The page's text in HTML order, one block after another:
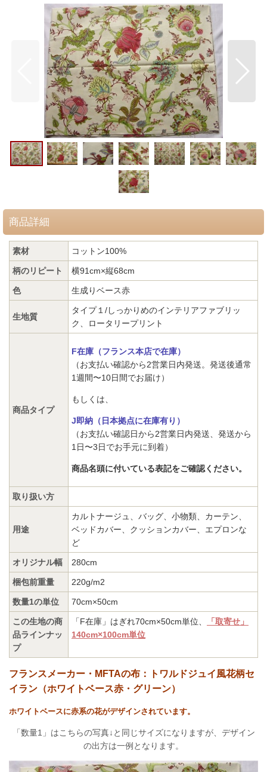
商品詳細
素材 コットン100%
柄のリピート 横91cm×縦68cm
色 生成りベース赤
生地質
タイプ１/しっかりめのインテリアファブリッ
ク、ロータリープリント
商品タイプ
F在庫（フランス本店で在庫）
（お支払い確認から2営業日内発送。発送後通常
1週間〜10日間でお届け）
もしくは、
J即納（日本拠点に在庫有り）
（お支払い確認日から2営業日内発送、発送から
1日〜3日でお手元に到着）
商品名頭に付いている表記をご確認ください。
取り扱い方
用途
カルトナージュ、バッグ、小物類、カーテン、
ベッドカバー、クッションカバー、エプロンな
ど
オリジナル幅 280cm
梱包前重量 220g/m2
数量1の単位 70cm×50cm
この生地の商
品ラインナッ
プ
「F在庫」はぎれ70cm×50cm単位、
「取寄せ」
140cm×100cm単位
フランスメーカー・MFTAの布：トワルドジュイ風花柄セ
イラン（ホワイトベース赤・グリーン）
ホワイトベースに赤系の花がデザインされています。
「数量1」はこちらの写真↓と同じサイズになりますが、デザイン
の出方は一例となります。